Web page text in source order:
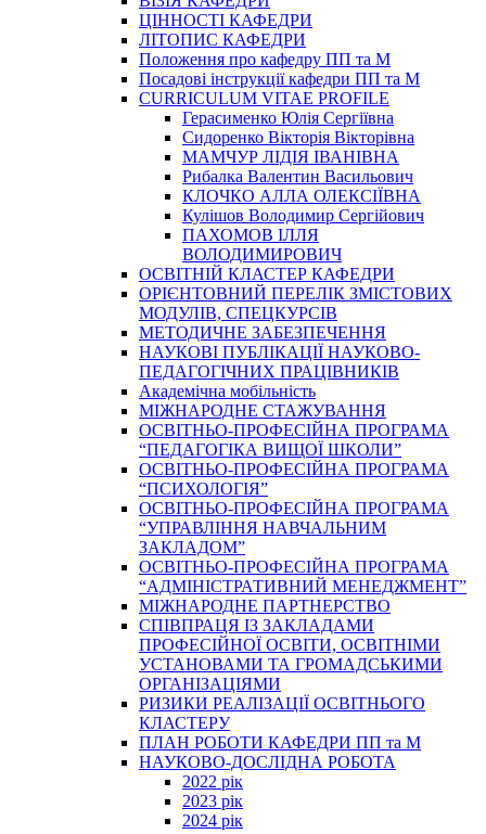
ЦІННОСТІ КАФЕДРИ
ЛІТОПИС КАФЕДРИ
Положення про кафедру ПП та М
Посадові інструкції кафедри ПП та М
CURRICULUM VITAE PROFILE
Герасименко Юлія Сергіївна
Сидоренко Вікторія Вікторівна
МАМЧУР ЛІДІЯ ІВАНІВНА
Рибалка Валентин Васильович
КЛОЧКО АЛЛА ОЛЕКСІЇВНА
Кулішов Володимир Сергійович
ПАХОМОВ ІЛЛЯ
ВОЛОДИМИРОВИЧ
ОСВІТНІЙ КЛАСТЕР КАФЕДРИ
ОРІЄНТОВНИЙ ПЕРЕЛІК ЗМІСТОВИХ
МОДУЛІВ, СПЕЦКУРСІВ
МЕТОДИЧНЕ ЗАБЕЗПЕЧЕННЯ
НАУКОВІ ПУБЛІКАЦІЇ НАУКОВО-
ПЕДАГОГІЧНИХ ПРАЦІВНИКІВ
Академічна мобільність
МІЖНАРОДНЕ СТАЖУВАННЯ
ОСВІТНЬО-ПРОФЕСІЙНА ПРОГРАМА
“ПЕДАГОГІКА ВИЩОЇ ШКОЛИ”
ОСВІТНЬО-ПРОФЕСІЙНА ПРОГРАМА
“ПСИХОЛОГІЯ”
ОСВІТНЬО-ПРОФЕСІЙНА ПРОГРАМА
“УПРАВЛІННЯ НАВЧАЛЬНИМ
ЗАКЛАДОМ”
ОСВІТНЬО-ПРОФЕСІЙНА ПРОГРАМА
“АДМІНІСТРАТИВНИЙ МЕНЕДЖМЕНТ”
МІЖНАРОДНЕ ПАРТНЕРСТВО
СПІВПРАЦЯ ІЗ ЗАКЛАДАМИ
ПРОФЕСІЙНОЇ ОСВІТИ, ОСВІТНІМИ
УСТАНОВАМИ ТА ГРОМАДСЬКИМИ
ОРГАНІЗАЦІЯМИ
РИЗИКИ РЕАЛІЗАЦІЇ ОСВІТНЬОГО
КЛАСТЕРУ
ПЛАН РОБОТИ КАФЕДРИ ПП та М
НАУКОВО-ДОСЛІДНА РОБОТА
2022 рік
2023 рік
2024 рік